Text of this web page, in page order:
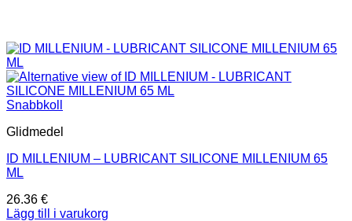
Snabbkoll
Glidmedel
ID MILLENIUM – LUBRICANT SILICONE MILLENIUM 65
ML
26.36 €
Lägg till i varukorg